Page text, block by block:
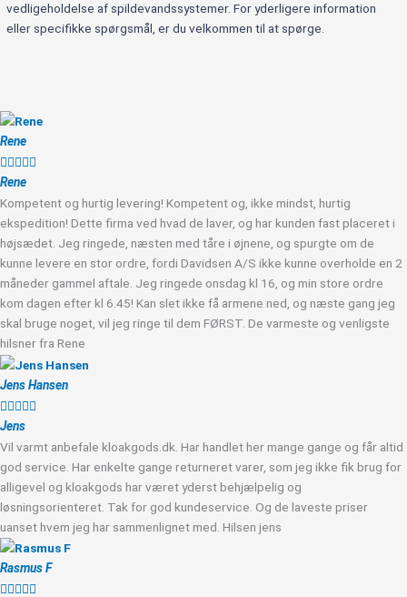
vedligeholdelse af spildevandssystemer. For yderligere information
eller specifikke spørgsmål, er du velkommen til at spørge.
Rene

Rene
Kompetent og hurtig levering! Kompetent og, ikke mindst, hurtig
ekspedition! Dette firma ved hvad de laver, og har kunden fast placeret i
højsædet. Jeg ringede, næsten med tåre i øjnene, og spurgte om de
kunne levere en stor ordre, fordi Davidsen A/S ikke kunne overholde en 2
måneder gammel aftale. Jeg ringede onsdag kl 16, og min store ordre
kom dagen efter kl 6.45! Kan slet ikke få armene ned, og næste gang jeg
skal bruge noget, vil jeg ringe til dem FØRST. De varmeste og venligste
hilsner fra Rene
Jens Hansen

Jens
Vil varmt anbefale kloakgods.dk. Har handlet her mange gange og får altid
god service. Har enkelte gange returneret varer, som jeg ikke fik brug for
alligevel og kloakgods har været yderst behjælpelig og
løsningsorienteret. Tak for god kundeservice. Og de laveste priser
uanset hvem jeg har sammenlignet med. Hilsen jens
Rasmus F
